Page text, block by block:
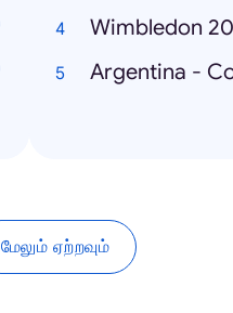
Wimbledon
Argentina -
மேலும் ஏற்றவும்